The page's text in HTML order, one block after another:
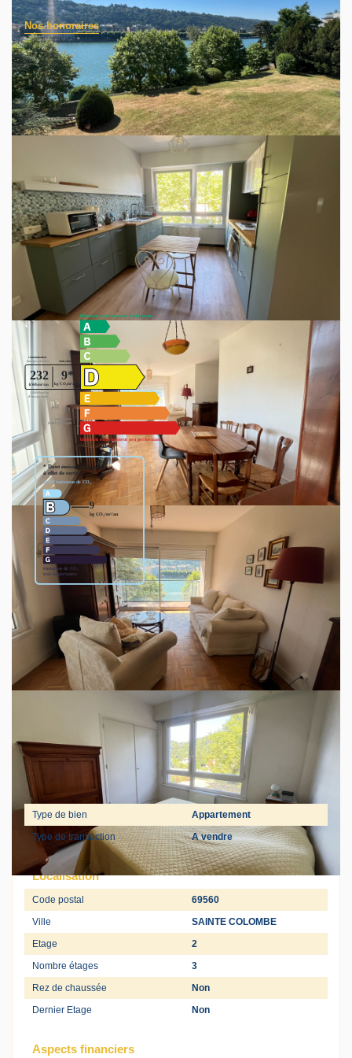
Nos honoraires
RARE à STE COLOMBE (69560), secteur prisé! Vue sur
le Rhône! Coup de coeur assuré pour ce bien immobilier
avec garage et cave, présenté par votre agence
TOUTATISSIMMO. Cet appartement, situé au 2ème étage
d'une résidence avec ascenseur, vous accueille par un hall
d'entrée avec placard, desservant un grand séjour/salon
donnant sur balcon, une cuisine aménagée équipée, ainsi
que deux chambres, une salle de bains, wc indépendant.
Nombreux rangements. Proche du centre de STE
COLOMBE et de la passerelle menant à VIENNE (38200).
A découvrir sans attendre!
Diagnostics énergétiques
Montant estimé des dépenses annuelles d'énergie pour un
usage standard entre 1940€ et 2690€. indexées aux années
2021,2022 et 2023 (abonnement compris).
Ce bien est soumis à un diagnostic ERP (État
des Risques et Pollutions). Pour en savoir plus,
rendez-vous surhttps://www.georisques.gouv.fr/
Général
Type de bien
Appartement
Type de transaction
A vendre
Localisation
Code postal
69560
Ville
SAINTE COLOMBE
Etage
2
Nombre étages
3
Rez de chaussée
Non
Dernier Etage
Non
Aspects financiers